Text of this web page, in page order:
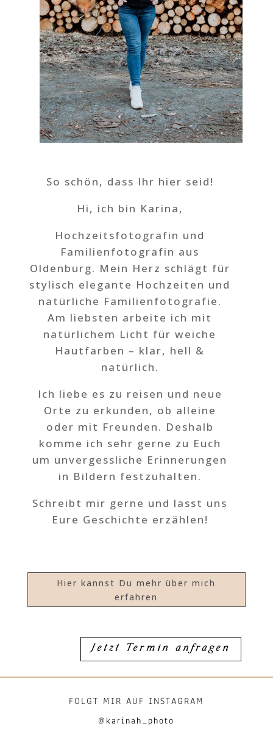
So schön, dass Ihr hier seid!
Hi, ich bin Karina,
Hochzeitsfotografin und
Familienfotografin aus
Oldenburg. Mein Herz schlägt für
stylisch elegante Hochzeiten und
natürliche Familienfotografie.
Am liebsten arbeite ich mit
natürlichem Licht für weiche
Hautfarben – klar, hell &
natürlich.
Ich liebe es zu reisen und neue
Orte zu erkunden, ob alleine
oder mit Freunden. Deshalb
komme ich sehr gerne zu Euch
um unvergessliche Erinnerungen
in Bildern festzuhalten.
Schreibt mir gerne und lasst uns
Eure Geschichte erzählen!
Hier kannst Du mehr über mich
erfahren
Jetzt Termin anfragen
FOLGT MIR AUF INSTAGRAM
@karinah_photo